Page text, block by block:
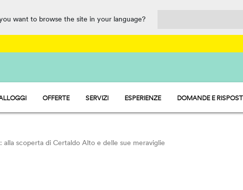
want to browse the site in your language?
CAMP - PIAZZOLE
OFFERTE SERVIZI
RISTORAZIONE, MARKET E PUNTO SERVIZI
PET FRIENDLY
ESPERIENZE DOMANDE E
alla scoperta di Certaldo Alto e delle sue meraviglie